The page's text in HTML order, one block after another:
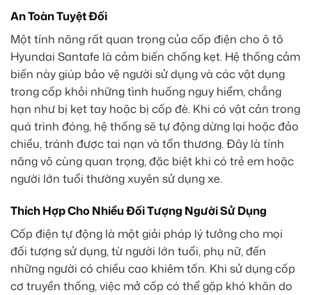
An Toàn Tuyệt Đối
Một tính năng rất quan trọng của cốp điện cho ô tô
Hyundai Santafe là cảm biến chống kẹt. Hệ thống cảm
biến này giúp bảo vệ người sử dụng và các vật dụng
trong cốp khỏi những tình huống nguy hiểm, chẳng
hạn như bị kẹt tay hoặc bị cốp đè. Khi có vật cản trong
quá trình đóng, hệ thống sẽ tự động dừng lại hoặc đảo
chiều, tránh được tai nạn và tổn thương. Đây là tính
năng vô cùng quan trọng, đặc biệt khi có trẻ em hoặc
người lớn tuổi thường xuyên sử dụng xe.
Thích Hợp Cho Nhiều Đối Tượng Người Sử Dụng
Cốp điện tự động là một giải pháp lý tưởng cho mọi
đối tượng sử dụng, từ người lớn tuổi, phụ nữ, đến
những người có chiều cao khiêm tốn. Khi sử dụng cốp
cơ truyền thống, việc mở cốp có thể gặp khó khăn do